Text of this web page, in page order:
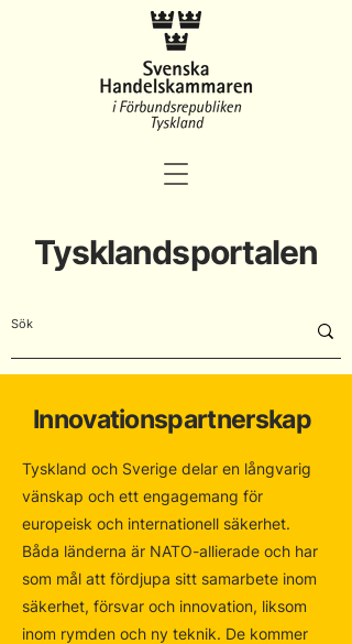
Tysklandsportalen
Innovationspartnerskap
Tyskland och Sverige delar en långvarig
vänskap och ett engagemang för
europeisk och internationell säkerhet.
Båda länderna är NATO-allierade och har
som mål att fördjupa sitt samarbete inom
säkerhet, försvar och innovation, liksom
inom rymden och ny teknik. De kommer